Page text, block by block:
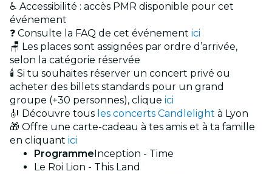
♿ Accessibilité : accès PMR disponible pour cet
événement
❓ Consulte la FAQ de cet événement ici
🪑 Les places sont assignées par ordre d’arrivée,
selon la catégorie réservée
🕯️ Si tu souhaites réserver un concert privé ou
acheter des billets standards pour un grand
groupe (+30 personnes), clique ici
🎻 Découvre tous les concerts Candlelight à Lyon
🎁 Offre une carte-cadeau à tes amis et à ta famille
en cliquant ici
Programme Inception - Time
Le Roi Lion - This Land